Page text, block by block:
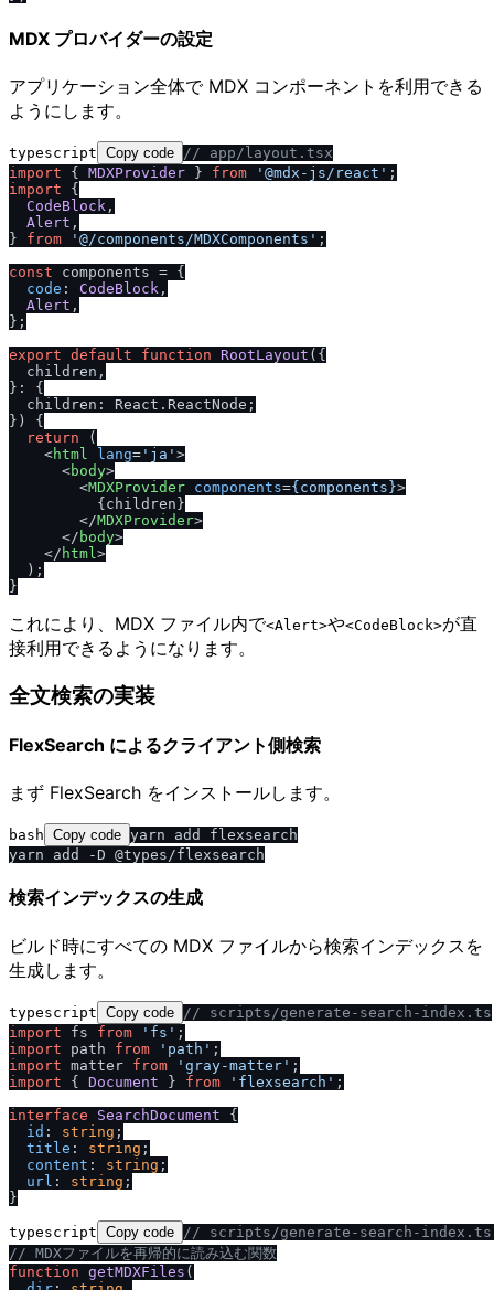
MDX プロバイダーの設定
アプリケーション全体で MDX コンポーネントを利用できる
ようにします。
typescript Copy code / / app / layout.tsx
import { MDXProvider } from '@mdx-js / react'
import {
CodeBlock ,
Alert ,
} from '@/components /MDXComponents' ;
const components = {
code : CodeBlock ,
Alert ,
};
export default function RootLayout ( {
  children,
}: {
  children: React.ReactNode;
} ) {
return (
<html lang= 'ja' >
<body>
<MDXProvider components={components}>
          {children}
</MDXProvider>
</ body>
</ html >
  );
これにより、MDX ファイル内で<Alert>や<CodeBlock>が直
接利用できるようになります。
全文検索の実装
FlexSearch によるクライアント側検索
まず FlexSearch をインストールします。
bash Copy code yarn add flexsearch
検索インデックスの生成
ビルド時にすべての MDX ファイルから検索インデックスを
生成します。
typescript Copy code / / scripts /generate-search-index.ts
import fs from 'fs'
import path from 'path'
import matter from 'gray-matter'
import { Document } from 'flexsearch' ;
interface
SearchDocument {
id : string ;
title : string ;
content : string ;
url : string ;
typescript Copy code / / scripts /generate-search-
/ / MDXファイルを再帰的に読み込む関数
function getMDXFiles (